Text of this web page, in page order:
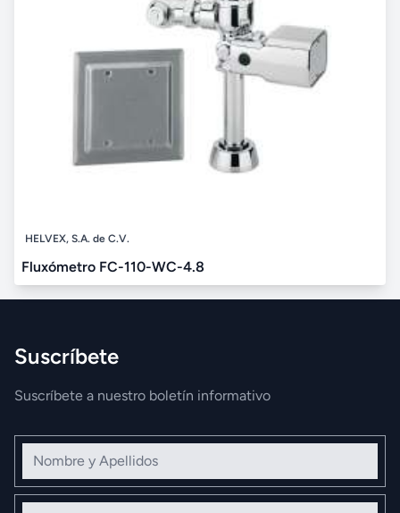
HELVEX, S.A. de C.V.
Fluxómetro FC-110-WC-4.8
Suscríbete
Suscríbete a nuestro boletín informativo
Nombre y Apellidos
Correo electrónico